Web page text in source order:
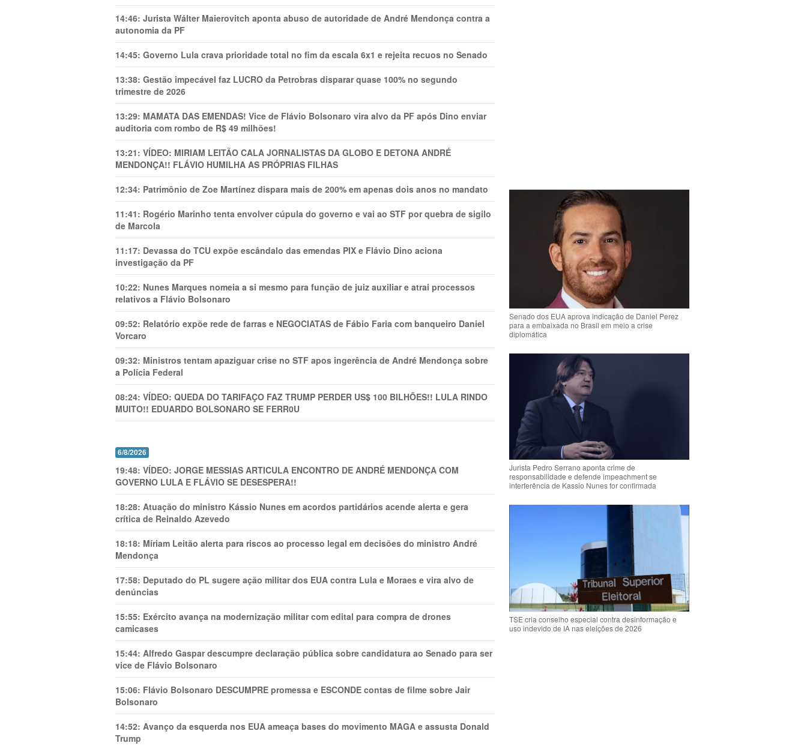
14:46: Jurista Wálter Maierovitch aponta abuso de autoridade de André Mendonça contra a
autonomia da PF
14:45: Governo Lula crava prioridade total no fim da escala 6x1 e rejeita recuos no Senado
13:38: Gestão impecável faz LUCRO da Petrobras disparar quase 100% no segundo
trimestre de 2026
13:29: MAMATA DAS EMENDAS! Vice de Flávio Bolsonaro vira alvo da PF após Dino enviar
auditoria com rombo de R$ 49 milhões!
13:21: VÍDEO: MIRIAM LEITÃO CALA JORNALISTAS DA GLOBO E DETONA ANDRÉ
MENDONÇA!! FLÁVIO HUMILHA AS PRÓPRIAS FILHAS
12:34: Patrimônio de Zoe Martínez dispara mais de 200% em apenas dois anos no mandato
11:41: Rogério Marinho tenta envolver cúpula do governo e vai ao STF por quebra de sigilo
de Marcola
11:17: Devassa do TCU expõe escândalo das emendas PIX e Flávio Dino aciona
investigação da PF
10:22: Nunes Marques nomeia a si mesmo para função de juiz auxiliar e atrai processos
relativos a Flávio Bolsonaro
09:52: Relatório expõe rede de farras e NEGOCIATAS de Fábio Faria com banqueiro Daniel
Vorcaro
09:32: Ministros tentam apaziguar crise no STF apos ingerência de André Mendonça sobre
a Polícia Federal
08:24: VÍDEO: QUEDA DO TARIFAÇO FAZ TRUMP PERDER US$ 100 BILHÕES!! LULA RINDO
MUITO!! EDUARDO BOLSONARO SE FERR0U
6/8/2026
19:48: VÍDEO: JORGE MESSIAS ARTICULA ENCONTRO DE ANDRÉ MENDONÇA COM
GOVERNO LULA E FLÁVIO SE DESESPERA!!
18:28: Atuação do ministro Kássio Nunes em acordos partidários acende alerta e gera
crítica de Reinaldo Azevedo
18:18: Míriam Leitão alerta para riscos ao processo legal em decisões do ministro André
Mendonça
17:58: Deputado do PL sugere ação militar dos EUA contra Lula e Moraes e vira alvo de
denúncias
15:55: Exército avança na modernização militar com edital para compra de drones
camicases
15:44: Alfredo Gaspar descumpre declaração pública sobre candidatura ao Senado para ser
vice de Flávio Bolsonaro
15:06: Flávio Bolsonaro DESCUMPRE promessa e ESCONDE contas de filme sobre Jair
Bolsonaro
14:52: Avanço da esquerda nos EUA ameaça bases do movimento MAGA e assusta Donald
Trump
Senado dos EUA aprova indicação de Daniel Perez
para a embaixada no Brasil em meio a crise
diplomática
Jurista Pedro Serrano aponta crime de
responsabilidade e defende impeachment se
interferência de Kassio Nunes for confirmada
TSE cria conselho especial contra desinformação e
uso indevido de IA nas eleições de 2026